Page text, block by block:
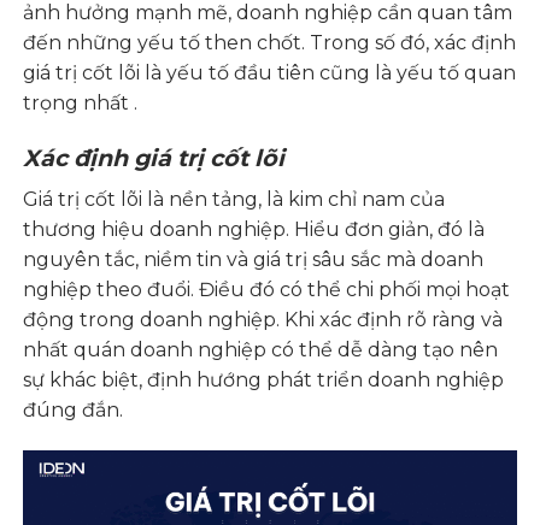
ảnh hưởng mạnh mẽ, doanh nghiệp cần quan tâm
đến những yếu tố then chốt. Trong số đó, xác định
giá trị cốt lõi là yếu tố đầu tiên cũng là yếu tố quan
trọng nhất .
Xác định giá trị cốt lõi
Giá trị cốt lõi là nền tảng, là kim chỉ nam của
thương hiệu doanh nghiệp. Hiểu đơn giản, đó là
nguyên tắc, niềm tin và giá trị sâu sắc mà doanh
nghiệp theo đuổi. Điều đó có thể chi phối mọi hoạt
động trong doanh nghiệp. Khi xác định rõ ràng và
nhất quán doanh nghiệp có thể dễ dàng tạo nên
sự khác biệt, định hướng phát triển doanh nghiệp
đúng đắn.